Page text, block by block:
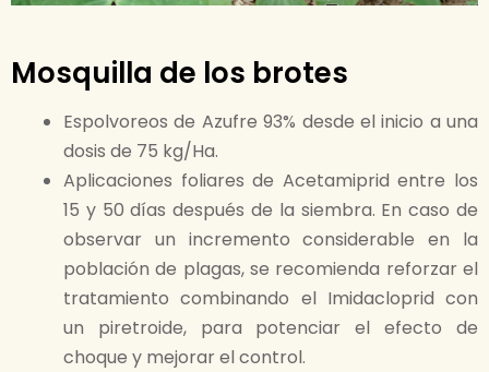
Mosquilla de los brotes
Espolvoreos de Azufre 93% desde el inicio a una
dosis de 75 kg/Ha.​
Aplicaciones foliares de Acetamiprid entre los
15 y 50 días después de la siembra. En caso de
observar un incremento considerable en la
población de plagas, se recomienda reforzar el
tratamiento combinando el Imidacloprid con
un piretroide, para potenciar el efecto de
choque y mejorar el control.